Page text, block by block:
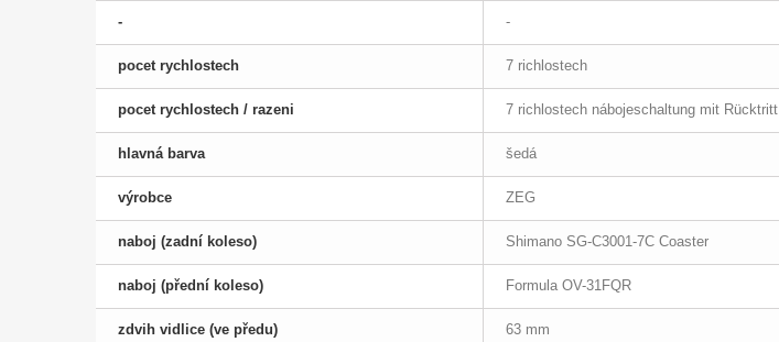
- -
pocet rychlostech 7 richlostech
pocet rychlostech / razeni 7 richlostech nábojeschaltung mit Rücktritt
hlavná barva šedá
výrobce ZEG
naboj (zadní koleso) Shimano SG-C3001-7C Coaster
naboj (přední koleso) Formula OV-31FQR
zdvih vidlice (ve předu) 63 mm